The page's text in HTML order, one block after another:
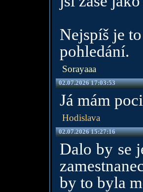
Nejspíš je
pohledání.
Sorayaaa
02.07.2026 17:03:53
Já mám
Hodislava
02.07.2026 15:27:16
Dalo by se
by to byla